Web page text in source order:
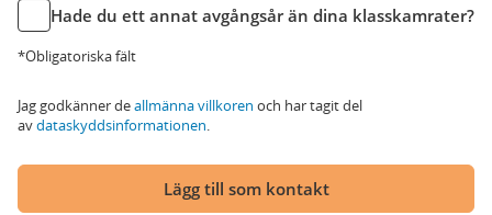
Hade du ett annat avgångsår än dina klasskamrater?
*Obligatoriska fält
Jag godkänner deallmänna villkoren och har tagit del
avdataskyddsinformationen.
Lägg till som kontakt